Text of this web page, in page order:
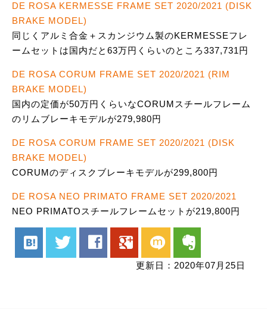
DE ROSA KERMESSE FRAME SET 2020/2021 (DISK
BRAKE MODEL)
同じくアルミ合金＋スカンジウム製のKERMESSEフレ
ームセットは国内だと63万円くらいのところ337,731円
DE ROSA CORUM FRAME SET 2020/2021 (RIM
BRAKE MODEL)
国内の定価が50万円くらいなCORUMスチールフレーム
のリムブレーキモデルが279,980円
DE ROSA CORUM FRAME SET 2020/2021 (DISK
BRAKE MODEL)
CORUMのディスクブレーキモデルが299,800円
DE ROSA NEO PRIMATO FRAME SET 2020/2021
NEO PRIMATOスチールフレームセットが219,800円
hatenabookmark twitter facebook google mixi evernote
更新日：2020年07月25日